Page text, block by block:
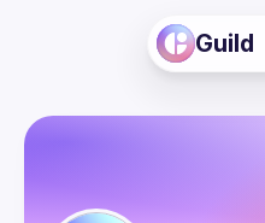
Guild